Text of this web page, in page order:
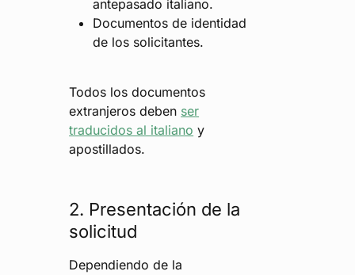
antepasado italiano.
Documentos de identidad
de los solicitantes.
Todos los documentos
extranjeros deben ser
traducidos al italiano y
apostillados.
2. Presentación de la
solicitud
Dependiendo de la